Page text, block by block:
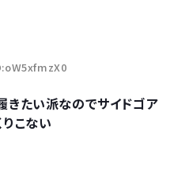
きたい派なのでサイドゴア
こない